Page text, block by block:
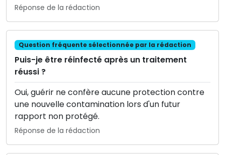
Réponse de la rédaction
Question fréquente sélectionnée par la rédaction
Puis-je être réinfecté après un traitement
réussi ?
Oui, guérir ne confère aucune protection contre
une nouvelle contamination lors d'un futur
rapport non protégé.
Réponse de la rédaction